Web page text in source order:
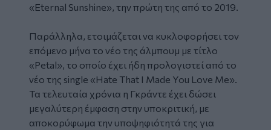
«Eternal Sunshine», την πρώτη της από το 2019.
Παράλληλα, ετοιμάζεται να κυκλοφορήσει τον
επόμενο μήνα το νέο της άλμπουμ με τίτλο
«Petal», το οποίο έχει ήδη προλογιστεί από το
νέο της single «Hate That I Made You Love Me».
Τα τελευταία χρόνια η Γκράντε έχει δώσει
μεγαλύτερη έμφαση στην υποκριτική, με
αποκορύφωμα την υποψηφιότητά της για